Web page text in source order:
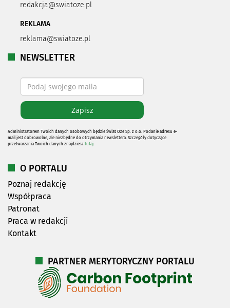
redakcja@swiatoze.pl
REKLAMA
reklama@swiatoze.pl
NEWSLETTER
Administratorem Twoich danych osobowych będzie Świat Oze Sp. z o.o. Podanie adresu e-
mail jest dobrowolne, ale niezbędne do otrzymania newslettera. Szczegóły dotyczące
przetwarzania Twoich danych znajdziesz tutaj
O PORTALU
Poznaj redakcję
Współpraca
Patronat
Praca w redakcji
Kontakt
PARTNER MERYTORYCZNY PORTALU